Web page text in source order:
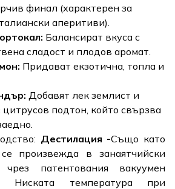
финал (характерен за
аперитиви).
Балансират вкуса с
сладост и плодов аромат.
Придават екзотична, топла и
Добавят лек землист и
подтон, който свързва
Дестилация -Също като
произвежда в занаятчийски
патентования вакуумен
Ниската температура при